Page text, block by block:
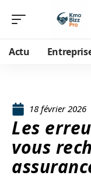
Actu
18 février 2026
Les
vous